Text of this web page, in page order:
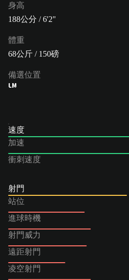
身高
188公分 / 6'2"
體重
68公斤 / 150磅
備選位置
LM
速度
加速
衝刺速度
射門
站位
進球時機
射門威力
遠距射門
凌空射門